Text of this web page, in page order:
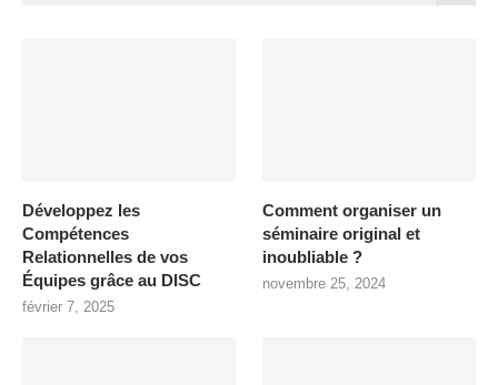
Développez les
Compétences
Relationnelles de vos
Équipes grâce au DISC
février 7, 2025
Comment organiser un
séminaire original et
inoubliable ?
novembre 25, 2024